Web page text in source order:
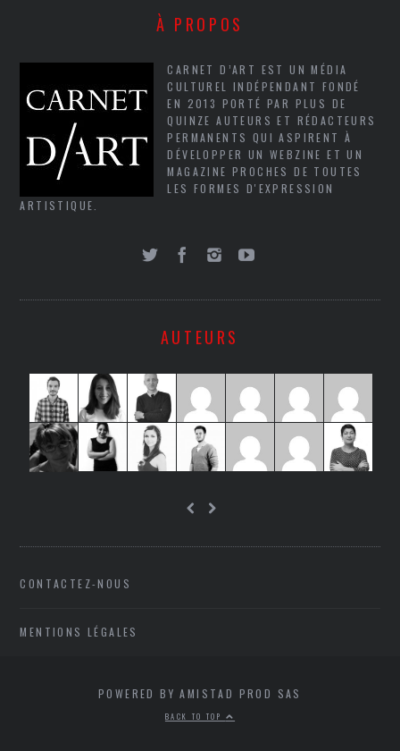
À PROPOS
CARNET D’ART EST UN MÉDIA
CULTUREL INDÉPENDANT FONDÉ
EN 2013 PORTÉ PAR PLUS DE
QUINZE AUTEURS ET RÉDACTEURS
PERMANENTS QUI ASPIRENT À
DÉVELOPPER UN WEBZINE ET UN
MAGAZINE PROCHES DE TOUTES
LES FORMES D'EXPRESSION
ARTISTIQUE.
AUTEURS
CONTACTEZ-NOUS
MENTIONS LÉGALES
POWERED BY AMISTAD PROD SAS
BACK TO TOP